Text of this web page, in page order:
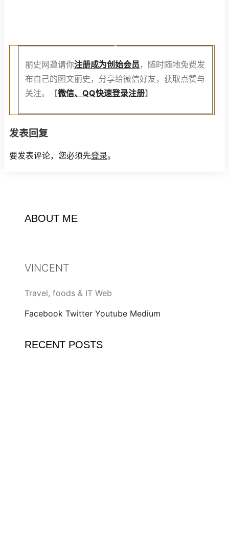
丽史网邀请你注册成为创始会员 ，随时随地免费发
布自己的图文丽史，分享给微信好友，获取点赞与
关注。【微信、QQ快速登录注册】
发表回复
要发表评论，您必须先登录。
ABOUT ME
VINCENT
Travel, foods & IT Web
Facebook Twitter Youtube Medium
RECENT POSTS